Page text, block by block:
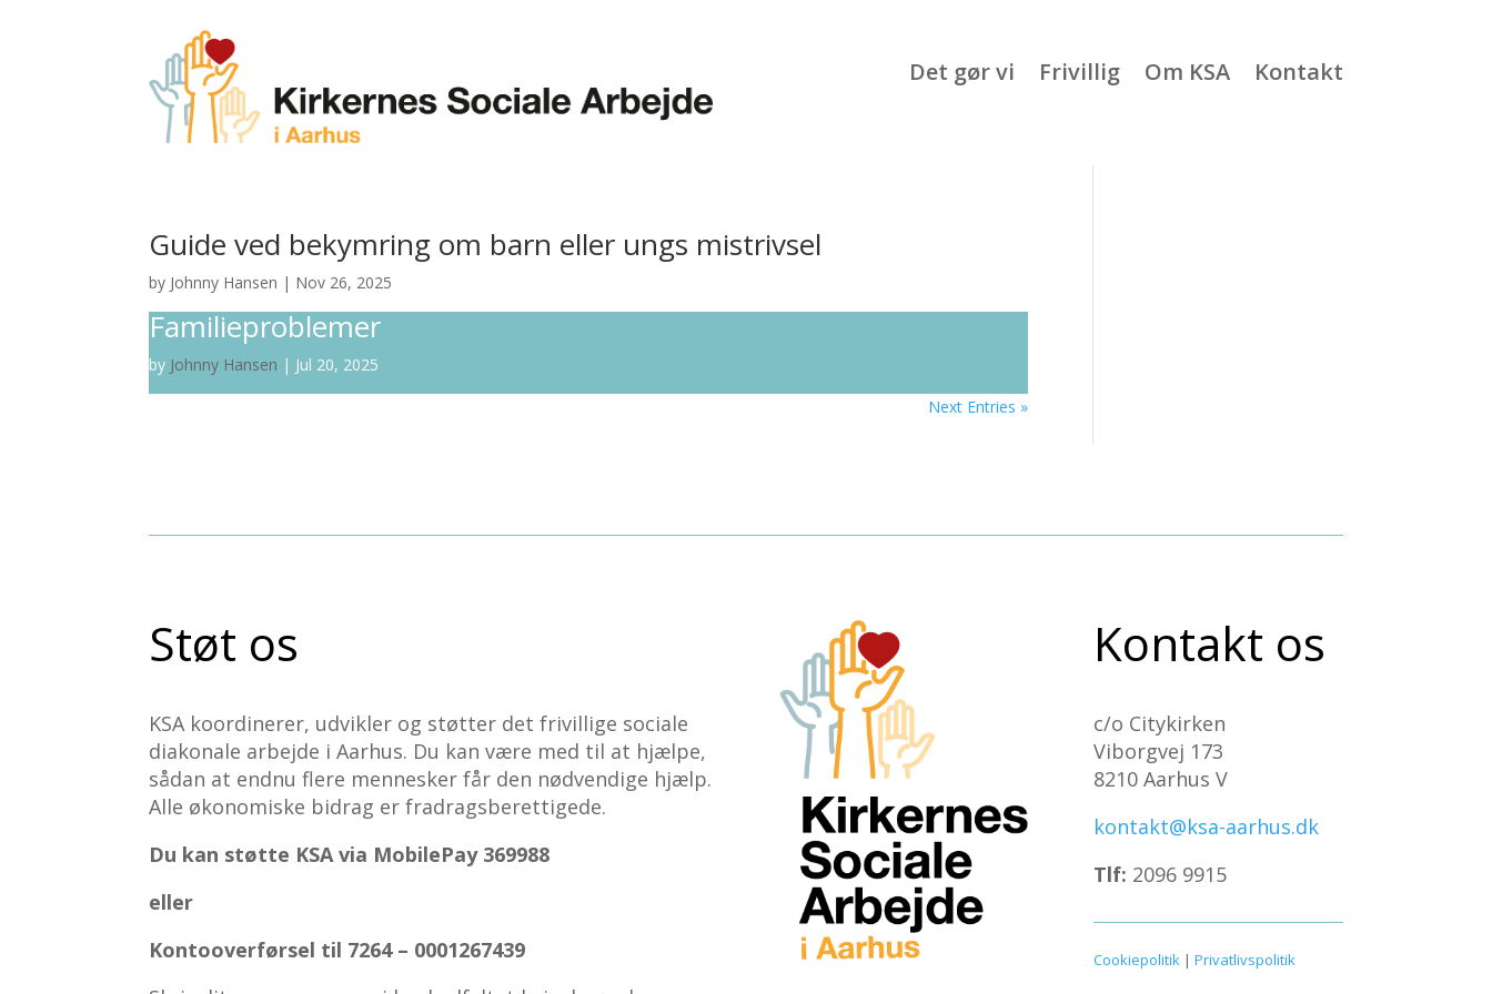
Det gør vi Frivillig Om KSA Kontakt
Guide ved bekymring om barn eller ungs mistrivsel
by Johnny Hansen | Nov 26, 2025
Familieproblemer
by Johnny Hansen | Jul 20, 2025
Next Entries »
Støt os
KSA koordinerer, udvikler og støtter det frivillige sociale
diakonale arbejde i Aarhus. Du kan være med til at hjælpe,
sådan at endnu flere mennesker får den nødvendige hjælp.
Alle økonomiske bidrag er fradragsberettigede.
Du kan støtte KSA via MobilePay 369988
eller
Kontooverførsel til 7264– 0001267439
Kontakt os
c/o Citykirken
Viborgvej 173
8210 Aarhus V
kontakt@ksa-aarhus.dk
Tlf: 2096 9915
Cookiepolitik |Privatlivspolitik